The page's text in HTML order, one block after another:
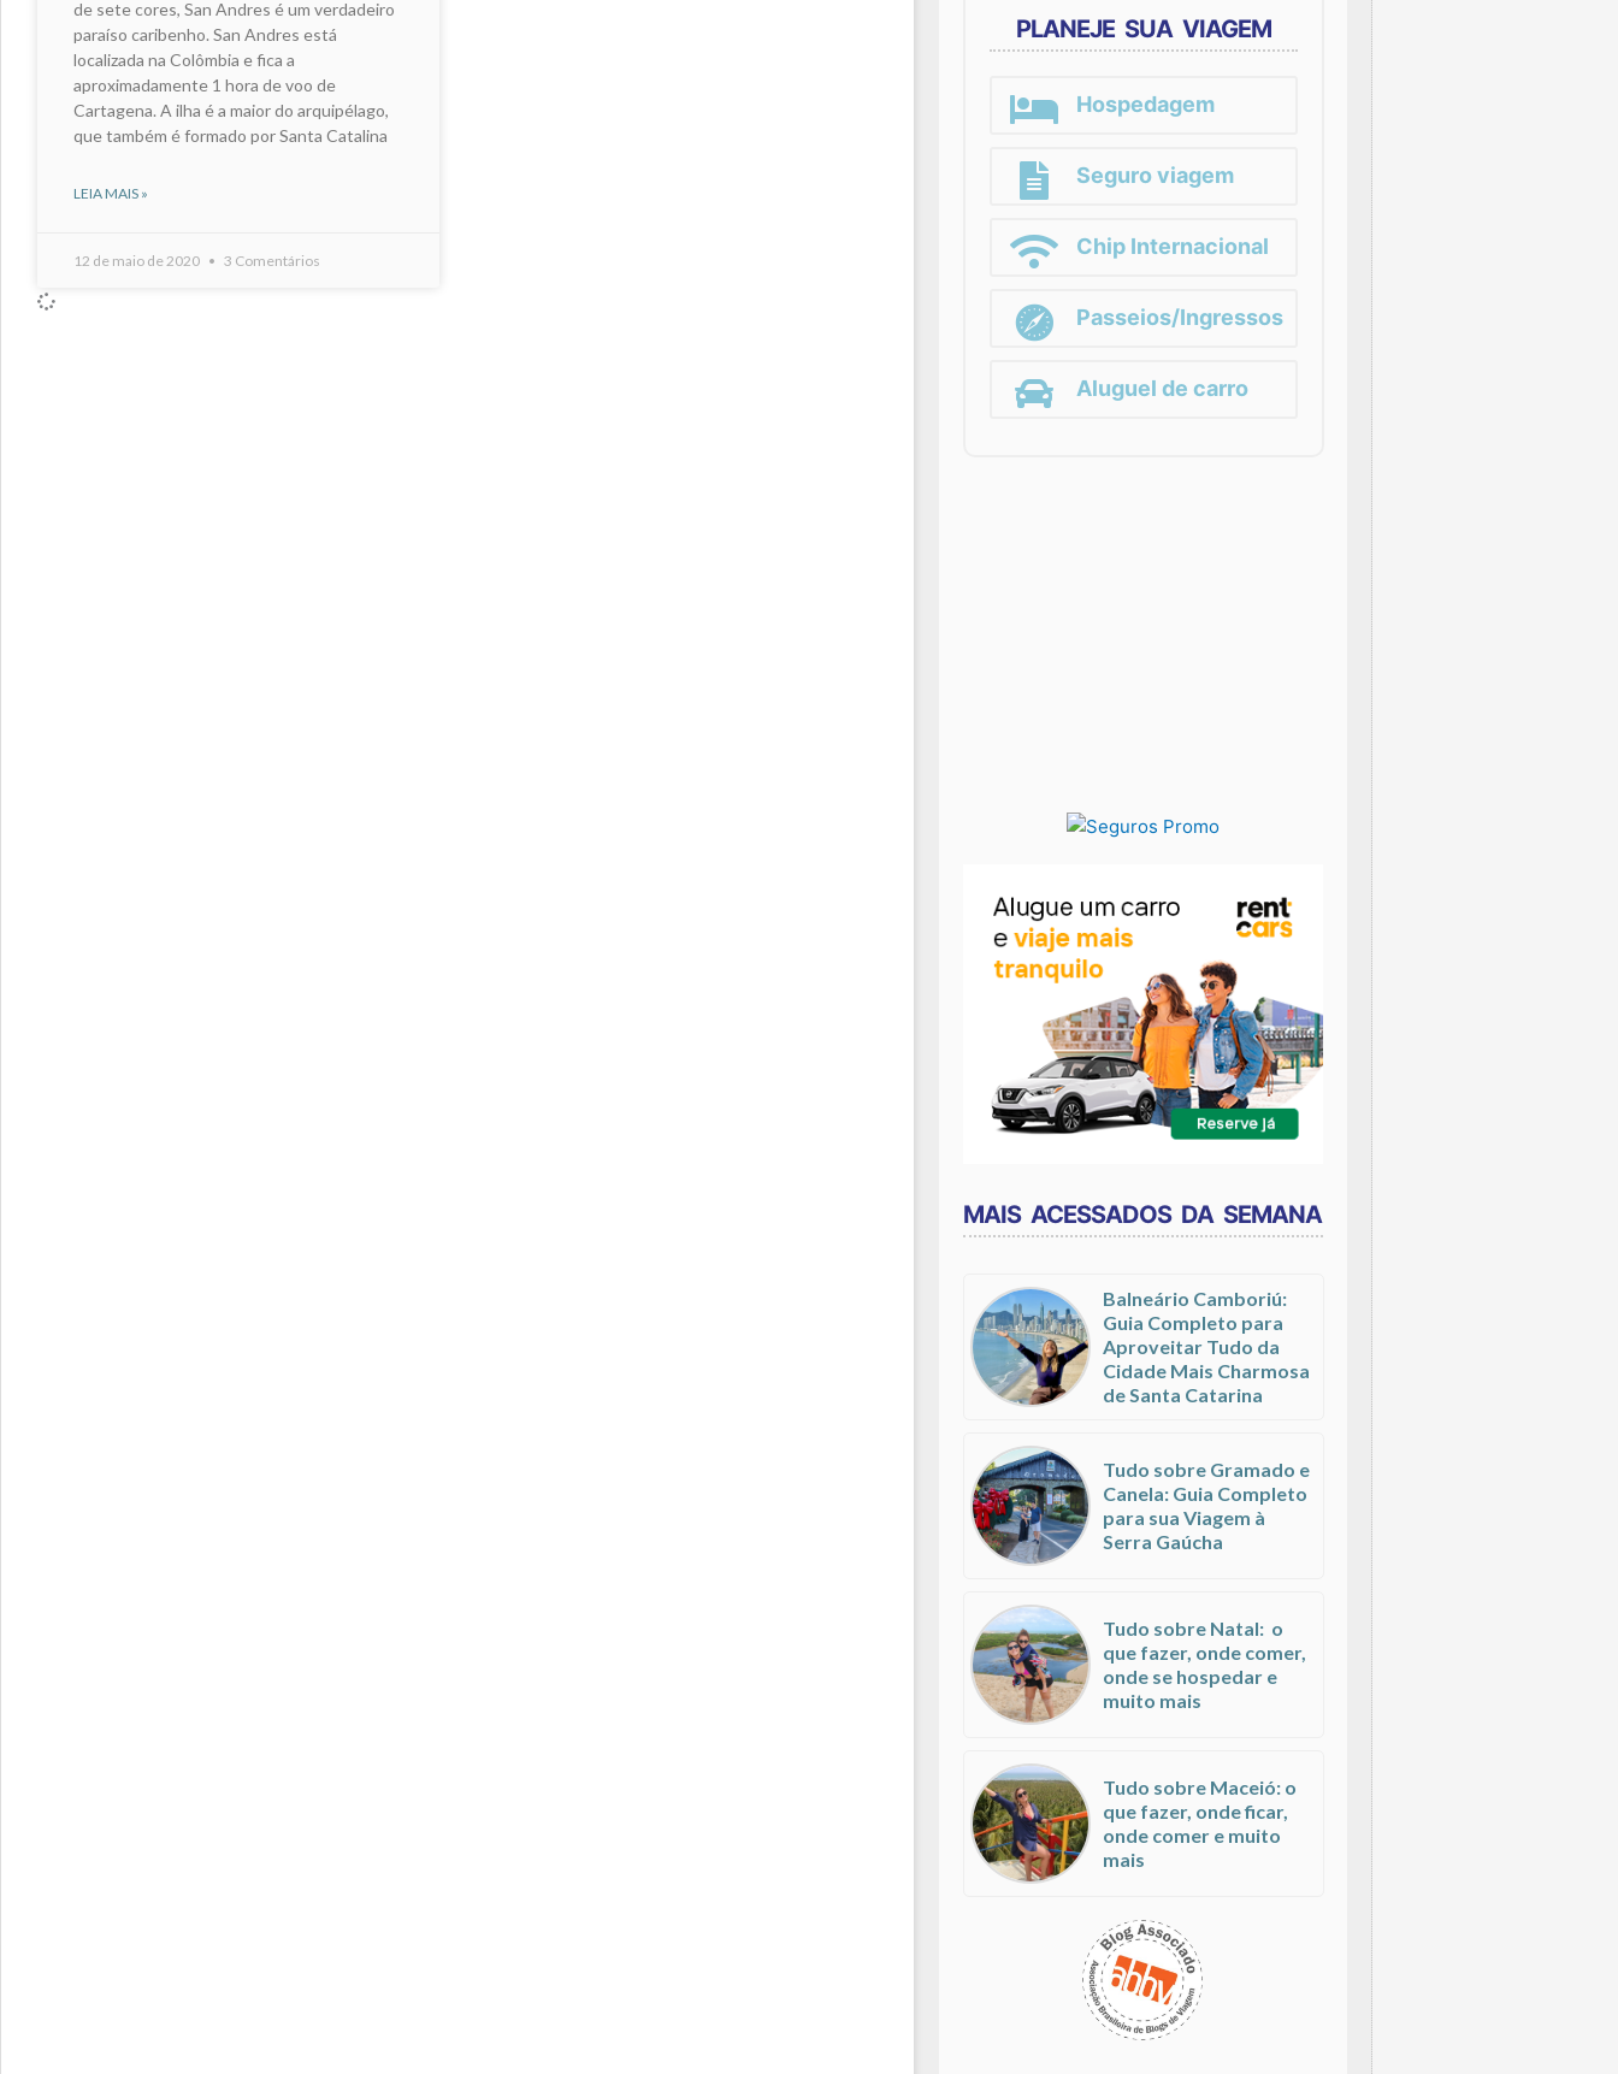
de sete cores, San Andres é um verdadeiro
paraíso caribenho. San Andres está
localizada na Colômbia e fica a
aproximadamente 1 hora de voo de
Cartagena. A ilha é a maior do arquipélago,
que também é formado por Santa Catalina
LEIA MAIS »
12 de maio de 2020 3 Comentários
PLANEJE SUA VIAGEM
Hospedagem
Seguro viagem
Chip Internacional
Passeios/Ingressos
Aluguel de carro
MAIS ACESSADOS DA SEMANA
Balneário Camboriú:
Guia Completo para
Aproveitar Tudo da
Cidade Mais Charmosa
de Santa Catarina
Tudo sobre Gramado e
Canela: Guia Completo
para sua Viagem à
Serra Gaúcha
Tudo sobre Natal: o
que fazer, onde comer,
onde se hospedar e
muito mais
Tudo sobre Maceió: o
que fazer, onde ficar,
onde comer e muito
mais